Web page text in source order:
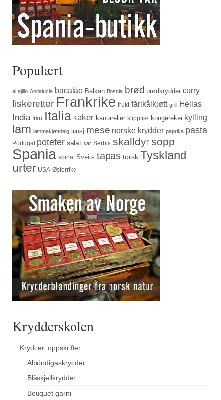
Populært
al ajillo Andalucia bacalao Balkan Bosnia brød brødkrydder curry
fiskeretter Frankrike frukt fårikålkjøtt grill Hellas
India Iran Italia kaker kantareller klippfisk kongereker kylling
lam lammekjøttdeig lunsj mese norske krydder paprika pasta
Portugal poteter salat sar Serbia skalldyrsopp
Spania spinat Sveits tapas torsk Tyskland
urter USA Østerrike
Krydderskolen
Krydder, oppskrifter
Albóndigaskrydder
Blåskjellkrydder
Bouquet garni